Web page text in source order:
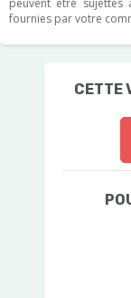
peuvent être sujettes
fournies par votre
CETTE